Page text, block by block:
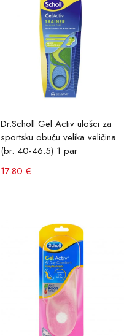
Dr.Scholl Gel Activ ulošci za
sportsku obuću velika veličina
(br. 40-46.5) 1 par
17.80 €